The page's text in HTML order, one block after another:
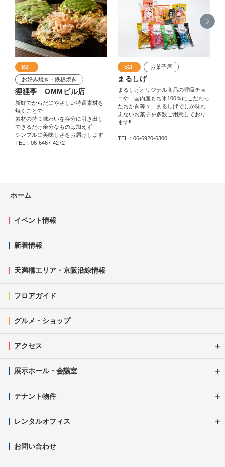
B2F
お好み焼き・鉄板焼き
狸狸亭 OMMビル店
新鮮でからだにやさしい特選素材を
焼くことで
素材の持つ味わいを存分に引き出し
できるだけ余分なものは加えず
シンプルに美味しさをお届けします
TEL：06-6467-4272
B2F お菓子屋
まるしげ
まるしげオリジナル商品の呼吸チョ
コや、国内産もち米100％にこだわっ
たおかき等々、まるしげでしか味わ
えないお菓子を多数ご用意しており
ます‼
TEL：06-6920-6300
ホーム
イベント情報
新着情報
天満橋エリア・京阪沿線情報
フロアガイド
グルメ・ショップ
アクセス
展示ホール・会議室
テナント物件
レンタルオフィス
お問い合わせ